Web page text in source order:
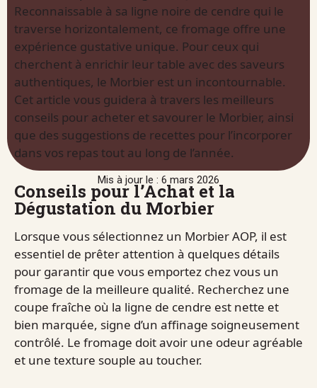
Mis à jour le : 6 mars 2026
Reconnaissable à sa ligne noire de cendre qui le
traverse horizontalement, ce fromage offre une
expérience gustative unique. Pour ceux qui
cherchent à enrichir leur table avec des saveurs
authentiques, le Morbier est un incontournable.
Cet article vous guidera à travers les meilleurs
conseils pour acheter et savourer le Morbier, ainsi
que des suggestions de recettes pour l’incorporer
dans vos repas tout au long de l’année.
Conseils pour l’Achat et la
Dégustation du Morbier
Lorsque vous sélectionnez un Morbier AOP, il est
essentiel de prêter attention à quelques détails
pour garantir que vous emportez chez vous un
fromage de la meilleure qualité. Recherchez une
coupe fraîche où la ligne de cendre est nette et
bien marquée, signe d’un affinage soigneusement
contrôlé. Le fromage doit avoir une odeur agréable
et une texture souple au toucher.